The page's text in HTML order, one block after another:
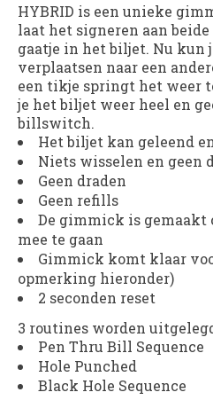
HYBRID is een unieke
laat het signeren aan
gaatje in het biljet. Nu kun
verplaatsen naar een
een tikje springt het weer
je het biljet weer heel en
billswitch.
Het biljet kan geleend
Niets wisselen en geen
Geen draden
Geen refills
De gimmick is gemaakt
mee te gaan
Gimmick komt klaar
opmerking hieronder)
2 seconden reset
3 routines worden
Pen Thru Bill Sequence
Hole Punched
Black Hole Sequence